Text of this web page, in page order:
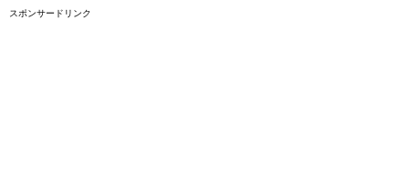
スポンサードリンク